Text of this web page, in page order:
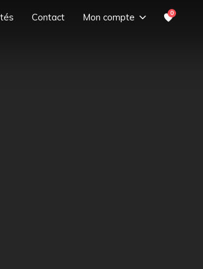
Contact Mon compte 0